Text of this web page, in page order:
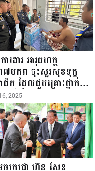
ារងារ អាវុធហត្ថ
មករា ចុះសួរសុខទុក្ខ
ក ដែលជួបគ្រោះថ្នាក់
រណ៍ កំពុងសម្រាកព្យាបាល
ទីរពេទ្យ!
2025
ចតេជោ ហ៊ុន សែន